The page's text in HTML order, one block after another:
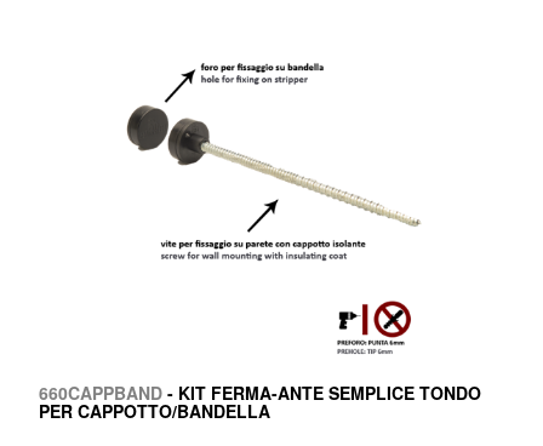
660CAPPBAND- KIT FERMA-ANTE SEMPLICE TONDO
PER CAPPOTTO/BANDELLA